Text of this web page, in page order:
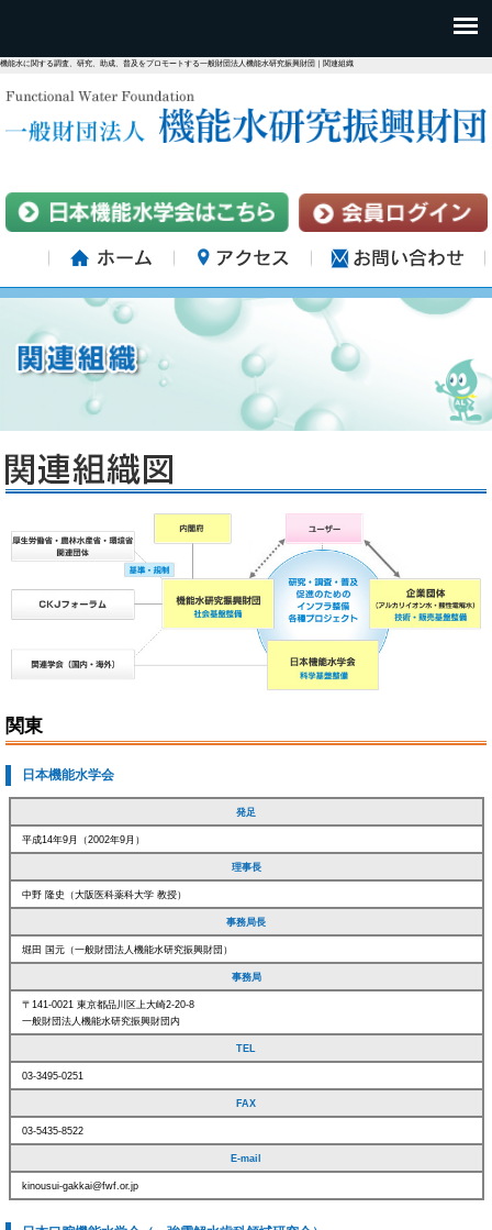
機能水に関する調査、研究、助成、普及をプロモートする一般財団法人機能水研究振興財団｜関連組織
関東
日本機能水学会
発足
平成14年9月（2002年9月）
理事長
中野 隆史（大阪医科薬科大学 教授）
事務局長
堀田 国元（一般財団法人機能水研究振興財団）
事務局
〒141-0021 東京都品川区上大崎2-20-8
一般財団法人機能水研究振興財団内
TEL
03-3495-0251
FAX
03-5435-8522
E-mail
kinousui-gakkai@fwf.or.jp